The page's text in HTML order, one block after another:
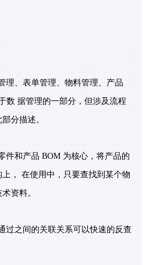
理、表单管理、物料管理、产品
数 据管理的一部分，但涉及流程
分描述。
件和产品 BOM 为核心，将产品的
， 在使用中，只要查找到某个物
术资料。
过之间的关联关系可以快速的反查